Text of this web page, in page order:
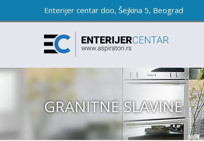
Enterijer centar doo, Šejkina 5, Beograd
GRANITNE SLAVINE